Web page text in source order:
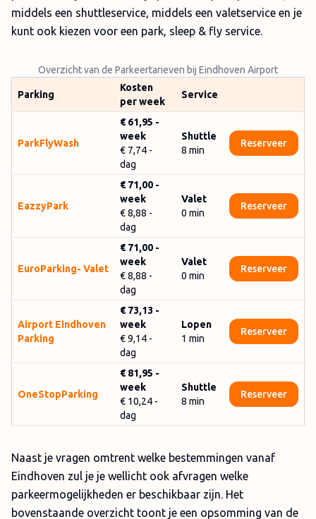
middels een shuttleservice, middels een valetservice en je
kunt ook kiezen voor een park, sleep & fly service.
Overzicht van de Parkeertarieven bij Eindhoven Airport
Parking
Kosten
per week
Service
ParkFlyWash
€ 61,95 -
week
€ 7,74 -
dag
Shuttle
8 min
Reserveer
EazzyPark
€ 71,00 -
week
€ 8,88 -
dag
Valet
0 min
Reserveer
EuroParking- Valet
€ 71,00 -
week
€ 8,88 -
dag
Valet
0 min
Reserveer
Airport Eindhoven
Parking
€ 73,13 -
week
€ 9,14 -
dag
Lopen
1 min
Reserveer
OneStopParking
€ 81,95 -
week
€ 10,24 -
dag
Shuttle
8 min
Reserveer
Naast je vragen omtrent welke bestemmingen vanaf
Eindhoven zul je je wellicht ook afvragen welke
parkeermogelijkheden er beschikbaar zijn. Het
bovenstaande overzicht toont je een opsomming van de